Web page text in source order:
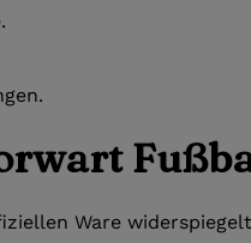
Ware